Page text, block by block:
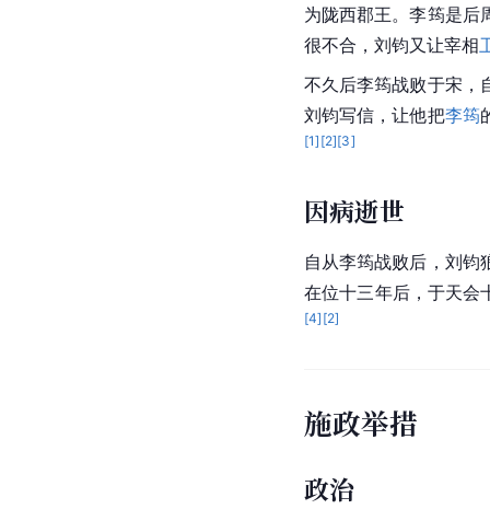
为陇西郡王。李筠是后
很不合，刘钧又让宰相
不久后李筠战败于宋，
刘钧写信，让他把李筠
[1] [2][3]
因病逝世
自从李筠战败后，刘钧
在位十三年后，于天会
[4] [2]
施政举措
政治